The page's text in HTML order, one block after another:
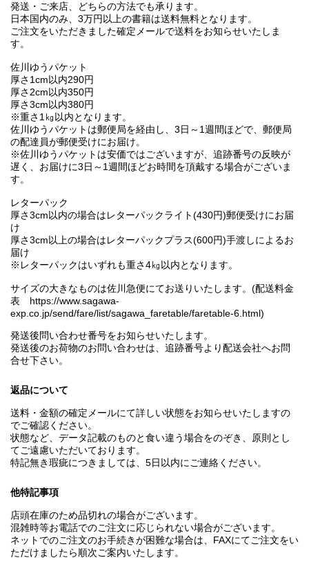
発送・ご来店、どちらの方法でも承ります。
日本国内のみ、3万円以上の書籍は送料無料となります。
ご注文をいただきました確定メールで送料をお知らせいたしま
す。
佐川ゆうパケット
厚さ1cm以内290円
厚さ2cm以内350円
厚さ3cm以内380円
※重さ1㎏以内となります。
佐川ゆうパケットは郵便局を経由し、3日～1週間ほどで、郵便局
の配達員が郵便受けにお届け。
※佐川ゆうパケットは安価ではございますが、追跡番号の反映が
遅く、お届けに3日～1週間ほどお時間を頂戴する場合がございま
す。
レターパック
厚さ3cm以内の場合はレターパックライト(430円)郵便受けにお届
け
厚さ3cm以上の場合はレターパックプラス(600円)手渡しによるお
届け
※レターパックはいずれも重さ4㎏以内となります。
サイズの大きなものは佐川急便にてお送りいたします。(配送料金
表 https://www.sagawa-
exp.co.jp/send/fare/list/sagawa_faretable/faretable-6.html)
発送後問い合わせ番号をお知らせいたします。
発送後のお荷物のお問い合わせは、追跡番号より配送会社へお問
合せ下さい。
返品について
送料・金額の確定メールにて詳しい状態をお知らせいたしますの
でご確認ください。
状態など、データ記載のものと食い違う場合をのぞき、原則とし
てご遠慮いただいております。
特記無き瑕疵につきましては、5日以内にご連絡ください。
他特記事項
店頭在庫のため品切れの場合がございます。
混雑時等お電話でのご注文に応じられない場合がございます。
ネットでのご注文のお手続きが困難な場合は、FAXにてご注文をい
ただけましたら順次ご案内いたします。